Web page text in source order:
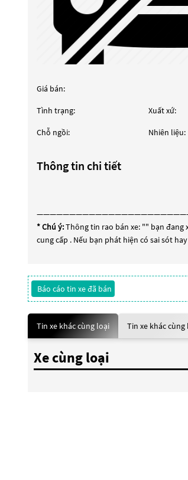
Giá bán:
Tình trạng: Xuất xứ:
Chỗ ngồi: Nhiên liệu:
Thông tin chi tiết
* Chú ý:Thông tin rao bán xe: "" bạn đang
cung cấp . Nếu bạn phát hiện có sai sót
Báo cáo tin xe đã bán
Tin xe khác cùng loại Tin xe khác cùng
Xe cùng loại